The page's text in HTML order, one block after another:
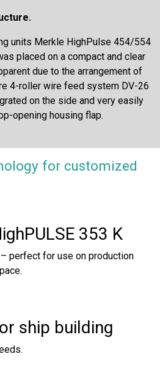
units Merkle HighPulse 454/554
placed on a compact and clear
due to the arrangement of
4-roller wire feed system DV-26
on the side and very easily
opening housing flap.
for customized
353 K
perfect for use on production
ship building